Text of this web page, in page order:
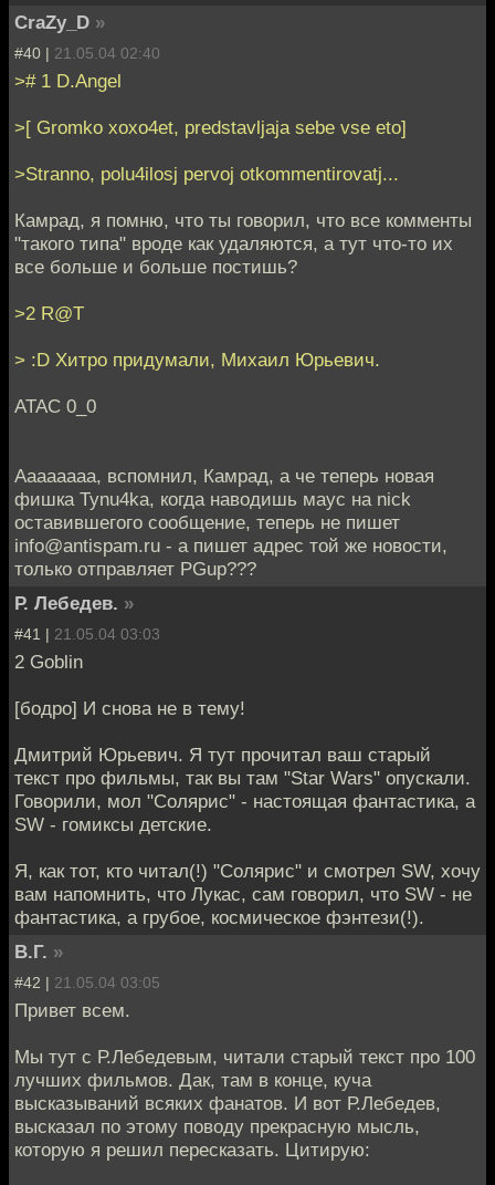
CraZy_D »
#40 | 21.05.04 02:40
># 1 D.Angel
>[ Gromko xoxo4et, predstavljaja sebe vse eto]
>Stranno, polu4ilosj pervoj otkommentirovatj...
Камрад, я помню, что ты говорил, что все комменты
"такого типа" вроде как удаляются, а тут что-то их
все больше и больше постишь?
>2 R@T
> :D Хитро придумали, Михаил Юрьевич.
АТАС 0_0
Аааааааа, вспомнил, Камрад, а че теперь новая
фишка Tynu4ka, когда наводишь маус на nick
оставившегого сообщение, теперь не пишет
info@antispam.ru - а пишет адрес той же новости,
только отправляет PGup???
Р. Лебедев. »
#41 | 21.05.04 03:03
2 Goblin
[бодро] И снова не в тему!
Дмитрий Юрьевич. Я тут прочитал ваш старый
текст про фильмы, так вы там "Star Wars" опускали.
Говорили, мол "Солярис" - настоящая фантастика, а
SW - гомиксы детские.
Я, как тот, кто читал(!) "Солярис" и смотрел SW, хочу
вам напомнить, что Лукас, сам говорил, что SW - не
фантастика, а грубое, космическое фэнтези(!).
В.Г. »
#42 | 21.05.04 03:05
Привет всем.
Мы тут с Р.Лебедевым, читали старый текст про 100
лучших фильмов. Дак, там в конце, куча
высказываний всяких фанатов. И вот Р.Лебедев,
высказал по этому поводу прекрасную мысль,
которую я решил пересказать. Цитирую: